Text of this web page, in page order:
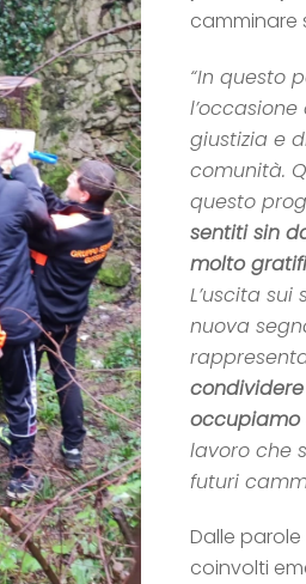
camminare
“In questo
giustizia e
comunità.
questo
sentiti sin
molto
L’uscita
nuova
occupiamo
lavoro che
futuri
Dalle
coinvolti